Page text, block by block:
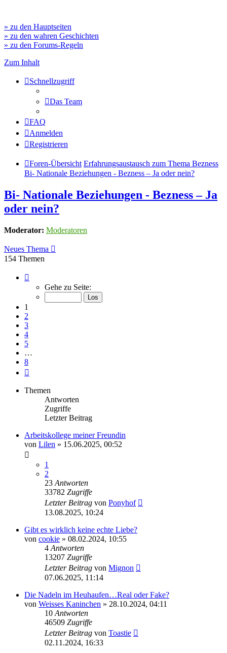
» zu den Hauptseiten
» zu den wahren Geschichten
» zu den Forums-Regeln
Zum Inhalt
Schnellzugriff
Das Team
FAQ
Anmelden
Registrieren
Foren-Übersicht Erfahrungsaustausch zum Thema Bezness
Bi- Nationale Beziehungen - Bezness – Ja oder nein?
Bi- Nationale Beziehungen - Bezness – Ja
oder nein?
Moderator: Moderatoren
Neues Thema
154 Themen
von
Gehe zu Seite:
1
2
3
4
5
…
8
Themen
Antworten
Zugriffe
Letzter Beitrag
Arbeitskollege meiner Freundin
von Lilen » 15.06.2025, 00:52
1
2
23 Antworten
33782 Zugriffe
Letzter Beitrag von Ponyhof
13.08.2025, 10:24
Gibt es wirklich keine echte Liebe?
von cookie » 08.02.2024, 10:55
4 Antworten
13207 Zugriffe
Letzter Beitrag von Mignon
07.06.2025, 11:14
Die Nadeln im Heuhaufen…Real oder Fake?
von Weisses Kaninchen » 28.10.2024, 04:11
10 Antworten
46509 Zugriffe
Letzter Beitrag von Toastie
02.11.2024, 16:33